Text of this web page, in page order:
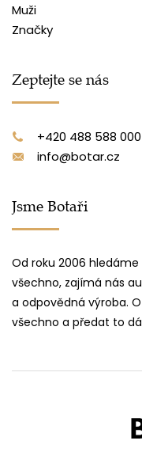
Muži
Značky
Zeptejte se nás
+420 488 588 000
info@botar.cz
Jsme Botaři
Od roku 2006
všechno, zajímá nás
a odpovědná výroba.
všechno a předat to